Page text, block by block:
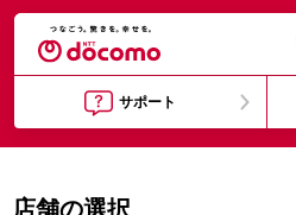
サポート
店舗の選択